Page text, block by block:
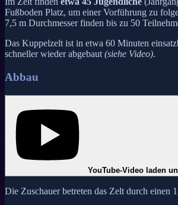
Fußboden Platz, um einer Vorführung zu
7,5 m Durchmesser finden bis zu 50
Das Kuppelzelt ist in etwa 60 Minuten
schneller wieder abgebaut (siehe Video).
Abbau
YouTube-Video laden
Die Zuschauer betreten das Zelt durch einen